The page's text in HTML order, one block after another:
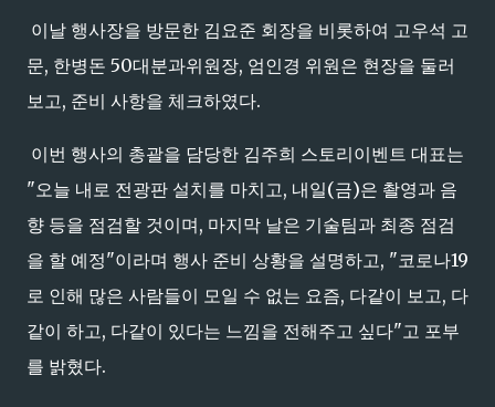
이날 행사장을 방문한 김요준 회장을 비롯하여 고우석 고
문, 한병돈 50대분과위원장, 엄인경 위원은 현장을 둘러
보고, 준비 사항을 체크하였다.
이번 행사의 총괄을 담당한 김주희 스토리이벤트 대표는
"오늘 내로 전광판 설치를 마치고, 내일(금)은 촬영과 음
향 등을 점검할 것이며, 마지막 날은 기술팀과 최종 점검
을 할 예정"이라며 행사 준비 상황을 설명하고, "코로나19
로 인해 많은 사람들이 모일 수 없는 요즘, 다같이 보고, 다
같이 하고, 다같이 있다는 느낌을 전해주고 싶다"고 포부
를 밝혔다.